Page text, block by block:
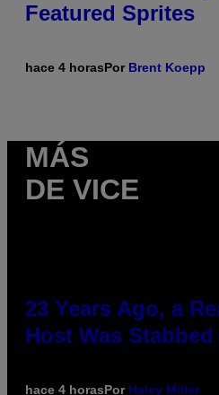
Featured Sprites
hace 4 horasPor Brent Koepp
MÁS
DE VICE
23 Years Ago, a
Host Was
hace 4 horasPor Haley Miller